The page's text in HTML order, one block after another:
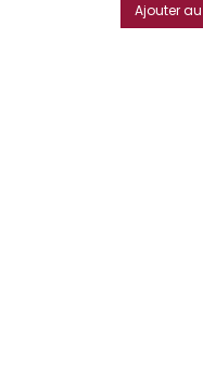
Ajouter